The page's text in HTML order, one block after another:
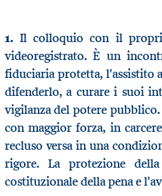
1. Il colloquio con il
videoregistrato. È un
fiduciaria protetta, l'assistito
difenderlo, a curare i suoi
vigilanza del potere
con maggior forza, in
recluso versa in una
rigore. La protezione
costituzionale della pena e